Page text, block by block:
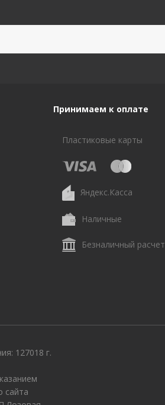
Принимаем к оплате
Пластиковые карты
Яндекс.Касса
Наличные
Безналичный расчет
127018 г.
сайта